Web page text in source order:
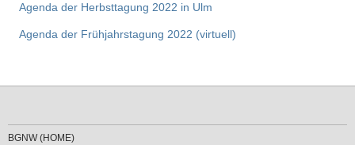
Agenda der Herbsttagung 2022 in Ulm
Agenda der Frühjahrstagung 2022 (virtuell)
BGNW (HOME)